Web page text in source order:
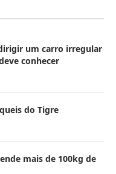
um carro irregular
conhecer
do Tigre
mais de 100kg de